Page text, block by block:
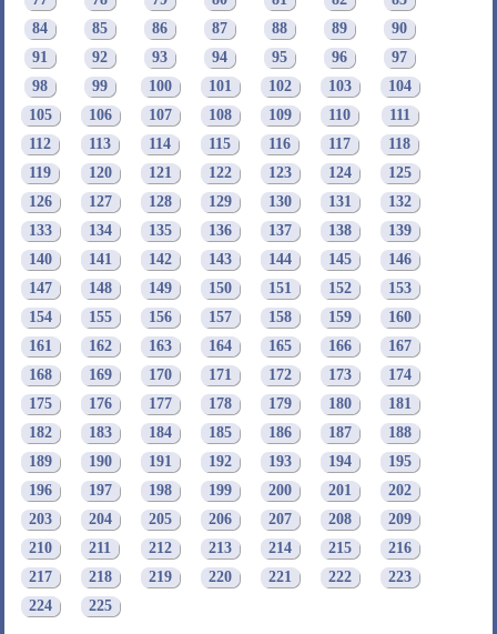
84
85 86 87 88 89
90
91
92 93 94 95 96
97
98
99 100 101 102 103
104
105
106 107 108 109 110
111
112
113 114 115 116 117
118
119
120 121 122 123 124
125
126
127 128 129 130 131
132
133
134 135 136 137 138
139
140
141 142 143 144 145
146
147
148 149 150 151 152
153
154
155 156 157 158 159
160
161
162 163 164 165 166
167
168
169 170 171 172 173
174
175
176 177 178 179 180
181
182
183 184 185 186 187
188
189
190 191 192 193 194
195
196
197 198 199 200 201
202
203
204 205 206 207 208
209
210
211 212 213 214 215
216
217
218 219 220 221 222
223
224
225